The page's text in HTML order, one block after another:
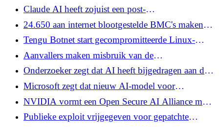
Zero-Day hebben uitgebuit voordat ze Face Breach
omhelsden
Claude AI heeft zojuist een post-
kwantumtestschema gekraakt en een snellere AES-
aanval van 7 ronden gevonden
24.650 aan internet blootgestelde BMC's maken
IPMI-wachtwoordhashes openbaar voordat ze
inloggen
Tengu Botnet start gecompromitteerde Linux-
apparaten opnieuw op wanneer verdedigers het
proces stopzetten
Aanvallers maken misbruik van de
opdrachtinjectiefout van Arista VeloCloud
Orchestrator
Onderzoeker zegt dat AI heeft bijgedragen aan de
ontwikkeling van de Linux-verkeerscontrolerace
naar root-exploit
Microsoft zegt dat nieuw AI-model voor
cyberbeveiliging ervoor zorgt dat MDASH
95,95% haalt tegen de helft van de kosten
NVIDIA vormt een Open Secure AI Alliance met
37 leden en een open source NOOA Framework
Publieke exploit vrijgegeven voor gepatchte